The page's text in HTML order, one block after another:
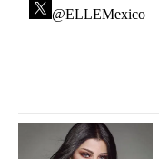
@ELLEMexico